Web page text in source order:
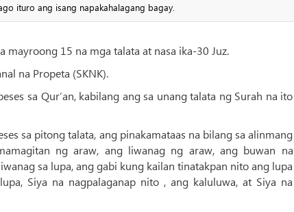
ituro ang isang napakahalagang bagay.
mayroong 15 na mga talata at nasa ika-30 Juz.
na Propeta (SKNK).
sa Qur’an, kabilang ang sa unang talata ng Surah na ito
sa pitong talata, ang pinakamataas na bilang sa alinmang
ng araw, ang liwanag ng araw, ang buwan na
sa lupa, ang gabi kung kailan tinatakpan nito ang lupa
Siya na nagpalaganap nito , ang kaluluwa, at Siya na